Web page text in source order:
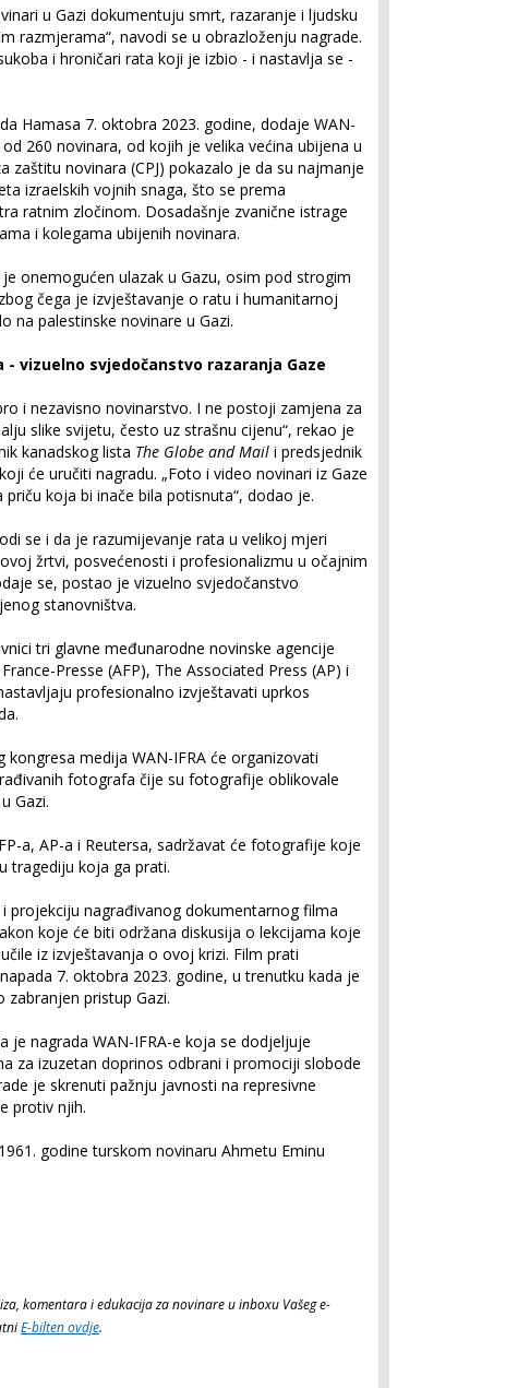
u Gazi dokumentuju smrt, razaranje i ljudsku
razmjerama“, navodi se u obrazloženju nagrade.
i hroničari rata koji je izbio - i nastavlja se -
Hamasa 7. oktobra 2023. godine, dodaje WAN-
260 novinara, od kojih je velika većina ubijena u
zaštitu novinara (CPJ) pokazalo je da su najmanje
izraelskih vojnih snaga, što se prema
ratnim zločinom. Dosadašnje zvanične istrage
i kolegama ubijenih novinara.
onemogućen ulazak u Gazu, osim pod strogim
čega je izvještavanje o ratu i humanitarnoj
na palestinske novinare u Gazi.
vizuelno svjedočanstvo razaranja Gaze
i nezavisno novinarstvo. I ne postoji zamjena za
slike svijetu, često uz strašnu cijenu“, rekao je
kanadskog lista The Globe and Mail i predsjednik
će uručiti nagradu. „Foto i video novinari iz Gaze
koja bi inače bila potisnuta“, dodao je.
se i da je razumijevanje rata u velikoj mjeri
žrtvi, posvećenosti i profesionalizmu u očajnim
se, postao je vizuelno svjedočanstvo
stanovništva.
tri glavne međunarodne novinske agencije
Presse (AFP), The Associated Press (AP) i
profesionalno izvještavati uprkos
medija WAN-IFRA će organizovati
fotografa čije su fotografije oblikovale
Gazi.
a, AP-a i Reutersa, sadržavat će fotografije koje
tragediju koja ga prati.
projekciju nagrađivanog dokumentarnog filma
koje će biti održana diskusija o lekcijama koje
iz izvještavanja o ovoj krizi. Film prati
7. oktobra 2023. godine, u trenutku kada je
pristup Gazi.
je nagrada WAN-IFRA-e koja se dodjeljuje
za izuzetan doprinos odbrani i promociji slobode
je skrenuti pažnju javnosti na represivne
protiv njih.
godine turskom novinaru Ahmetu Eminu
komentara i edukacija za novinare u inboxu Vašeg e-
E-bilten ovdje.